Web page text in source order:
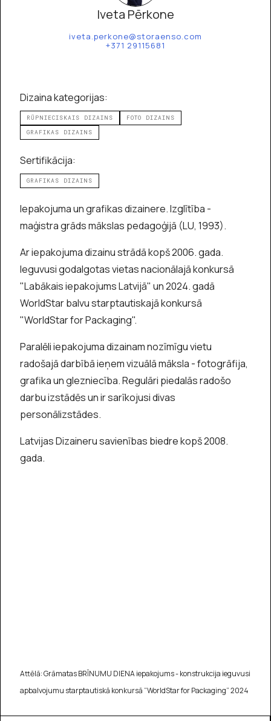
Iveta Pērkone
iveta.perkone@storaenso.com
+371 29115681
Dizaina kategorijas:
RŪPNIECISKAIS DIZAINS
FOTO DIZAINS
GRAFIKAS DIZAINS
Sertifikācija:
GRAFIKAS DIZAINS
Iepakojuma un grafikas dizainere. Izglītība -
maģistra grāds mākslas pedagoģijā (LU, 1993).
Ar iepakojuma dizainu strādā kopš 2006. gada.
Ieguvusi godalgotas vietas nacionālajā konkursā
"Labākais iepakojums Latvijā" un 2024. gadā
WorldStar balvu starptautiskajā konkursā
"WorldStar for Packaging".
Paralēli iepakojuma dizainam nozīmīgu vietu
radošajā darbībā ieņem vizuālā māksla - fotogrāfija,
grafika un glezniecība. Regulāri piedalās radošo
darbu izstādēs un ir sarīkojusi divas
personālizstādes.
Latvijas Dizaineru savienības biedre kopš 2008.
gada.
Attēlā: Grāmatas BRĪNUMU DIENA iepakojums - konstrukcija ieguvusi
apbalvojumu starptautiskā konkursā “WorldStar for Packaging” 2024